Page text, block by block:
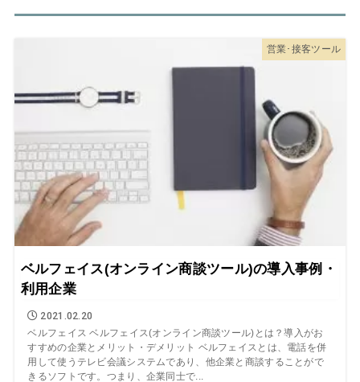
営業･接客ツール
ベルフェイス(オンライン商談ツール)の導入事例・
利用企業
2021.02.20
ベルフェイス ベルフェイス(オンライン商談ツール)とは？導入がお
すすめの企業とメリット・デメリット ベルフェイスとは、電話を併
用して使うテレビ会議システムであり、他企業と商談することがで
きるソフトです。つまり、企業同士で...